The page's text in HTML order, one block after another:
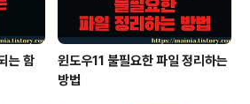
는 함
윈도우11 불필요한 파일 정리하는
방법